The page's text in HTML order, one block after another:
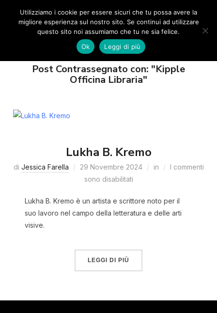
APRI/
0
Post Contrassegnato con: "Kipple
Officina Libraria"
Lukha B. Kremo
di Jessica Farella 29 Novembre 2024 in
I commenti
sono disabilitati
Lukha B. Kremo è un artista e scrittore noto per il
suo lavoro nel campo della letteratura e delle arti
visive.
LEGGI DI PIÙ
Utilizziamo i cookie per essere sicuri che tu possa avere la
migliore esperienza sul nostro sito. Se continui ad utilizzare
questo sito noi assumiamo che tu ne sia felice.
Ok
Leggi di più